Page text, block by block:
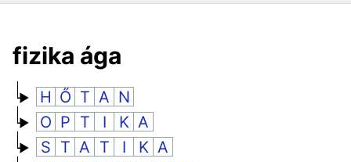
fizika ága
H Ő T A N
O P T I K A
S T A T I K A